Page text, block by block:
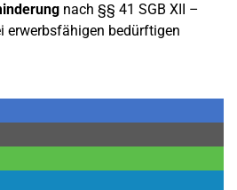
nach §§ 41 SGB XII –
erwerbsfähigen bedürftigen